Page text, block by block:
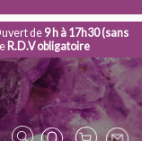
de9 h à 17h30 (sans
R.D.V obligatoire